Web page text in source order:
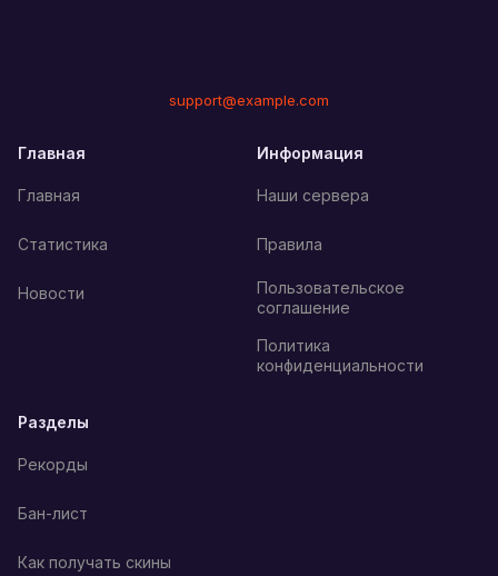
support@example.com
Главная
Главная
Статистика
Новости
Информация
Наши сервера
Правила
Пользовательское
соглашение
Политика
конфиденциальности
Разделы
Рекорды
Бан-лист
Как получать скины